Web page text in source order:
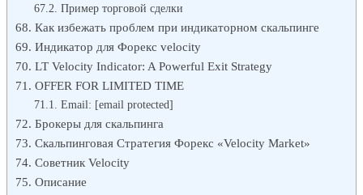
Пример торговой сделки
Как избежать проблем при индикаторном скальпинге
Индикатор для Форекс velocity
LT Velocity Indicator: A Powerful Exit Strategy
OFFER FOR LIMITED TIME
Email: [email protected]
Брокеры для скальпинга
Скальпинговая Стратегия Форекс «Velocity Market»
Советник Velocity
Описание